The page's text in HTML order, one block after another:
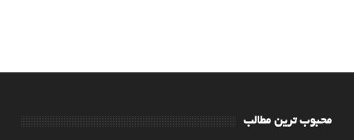
محبوب ترین مطالب